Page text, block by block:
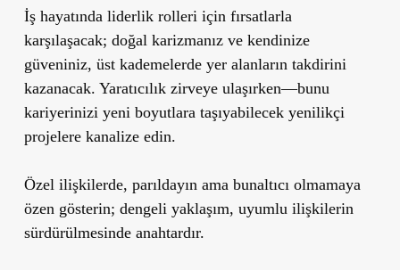
İş hayatında liderlik rolleri için fırsatlarla
karşılaşacak; doğal karizmanız ve kendinize
güveniniz, üst kademelerde yer alanların takdirini
kazanacak. Yaratıcılık zirveye ulaşırken—bunu
kariyerinizi yeni boyutlara taşıyabilecek yenilikçi
projelere kanalize edin.
Özel ilişkilerde, parıldayın ama bunaltıcı olmamaya
özen gösterin; dengeli yaklaşım, uyumlu ilişkilerin
sürdürülmesinde anahtardır.